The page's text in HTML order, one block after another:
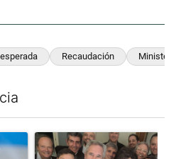
Recaudación
el título "Negociaciones en el
Un artículo de tendencia con